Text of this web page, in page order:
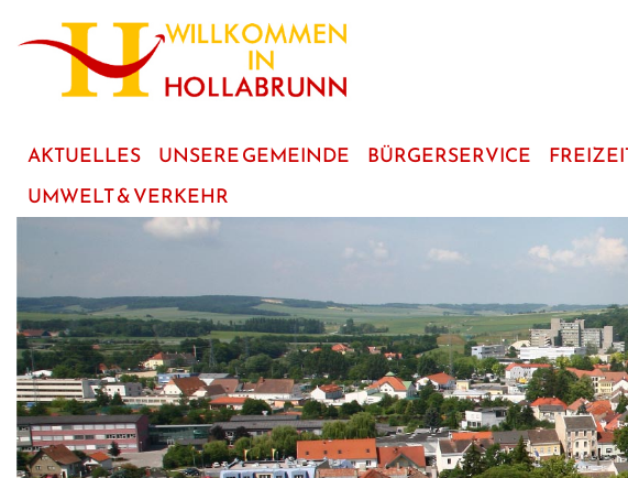
Hauptinhalt
AKTUELLES UNSERE GEMEINDE BÜRGERSERVICE
UMWELT & VERKEHR